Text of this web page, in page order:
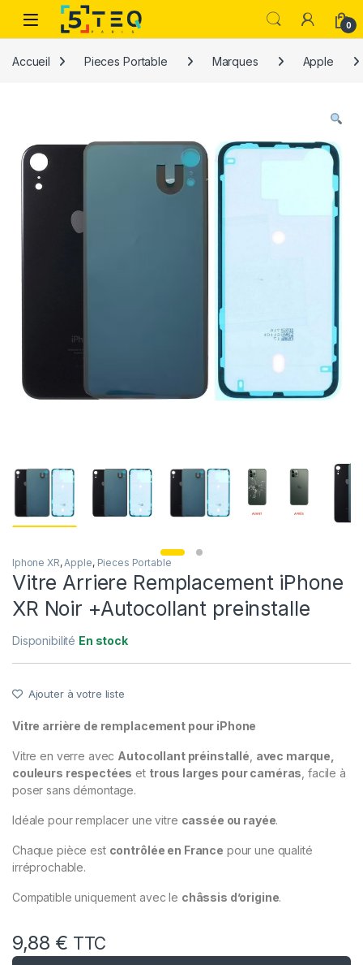
Passer à la navigation
Aller au contenu
0
Accueil Pieces Portable Marques Apple
Iphone XR,Apple, Pieces Portable
Vitre Arriere Remplacement iPhone
XR Noir +Autocollant preinstalle
Disponibilité En stock
Ajouter à votre liste
Vitre arrière de remplacement pour iPhone
Vitre en verre avec Autocollant préinstallé avec marque,
couleurs respectées et trous larges pour caméras , facile à
poser sans démontage.
Idéale pour remplacer une vitre cassée ou rayée.
Chaque pièce est contrôlée en France pour une qualité
irréprochable.
Compatible uniquement avec le châssis d’origine.
9,88 € TTC